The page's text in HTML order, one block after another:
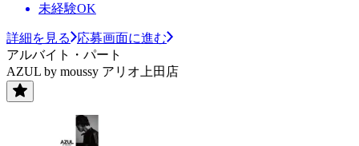
未経験OK
詳細を見る
応募画面に進む
アルバイト・パート
AZUL by moussy アリオ上田店